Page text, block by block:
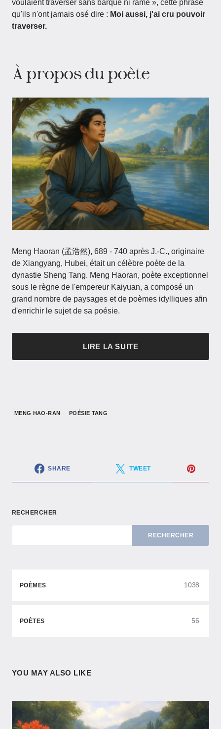
voulaient traverser sans barque ni rame », cette phrase
qu'ils n'ont jamais osé dire : Moi aussi, j'ai cru pouvoir
traverser.
À propos du poète
Meng Haoran (孟浩然), 689 - 740 après J.-C., originaire
de Xiangyang, Hubei, était un célèbre poète de la
dynastie Sheng Tang. Meng Haoran, poète exceptionnel
sous le règne de l'empereur Kaiyuan, a composé un
grand nombre de paysages et de poèmes idylliques afin
d'enrichir le sujet de sa poésie.
LIRE LA SUITE
MENG HAO-RAN POÉSIE TANG
SHARE TWEET
RECHERCHER
RECHERCHER
POÈMES 1038
POÈTES 56
YOU MAY ALSO LIKE